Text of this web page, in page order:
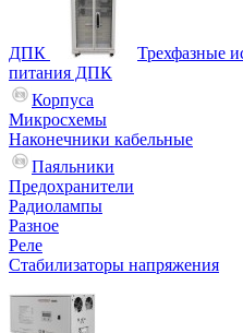
ДПК
Трехфазные
питания ДПК
Корпуса
Микросхемы
Наконечники кабельные
Паяльники
Предохранители
Радиолампы
Разное
Реле
Стабилизаторы напряжения